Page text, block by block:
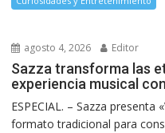
agosto 4, 2026 Editor
Sazza transforma las
experiencia musical
ESPECIAL. – Sazza presenta
formato tradicional para